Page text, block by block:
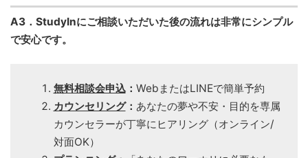
A3．StudyInにご相談いただいた後の流れは非常にシンプル
で安心です。
無料相談会申込： WebまたはLINEで簡単予約
カウンセリング： あなたの夢や不安・目的を専属
カウンセラーが丁寧にヒアリング（オンライン/
対面OK）